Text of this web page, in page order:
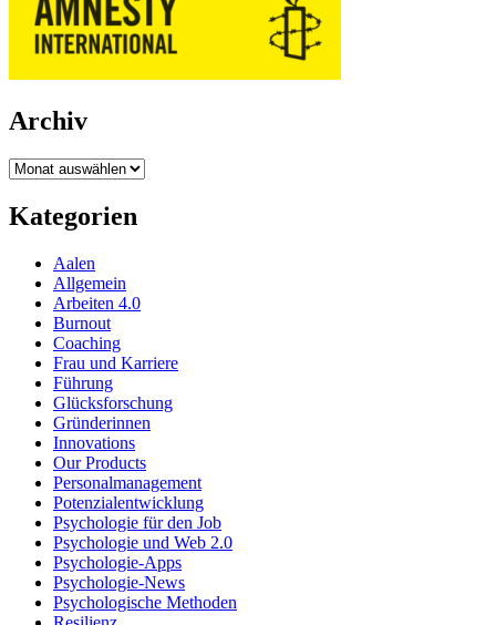
Archiv
Archiv
Kategorien
Aalen
Allgemein
Arbeiten 4.0
Burnout
Coaching
Frau und Karriere
Führung
Glücksforschung
Gründerinnen
Innovations
Our Products
Personalmanagement
Potenzialentwicklung
Psychologie für den Job
Psychologie und Web 2.0
Psychologie-Apps
Psychologie-News
Psychologische Methoden